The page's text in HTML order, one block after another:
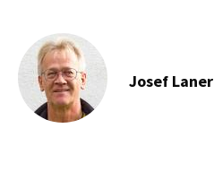
Josef Laner